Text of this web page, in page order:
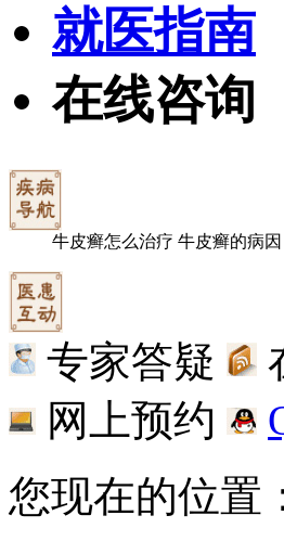
就医指南
在线咨询
牛皮癣怎么治疗 牛皮癣的病因
专家答疑
网上预约
您现在的位置